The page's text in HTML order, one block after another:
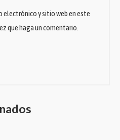
electrónico y sitio web en este
que haga un comentario.